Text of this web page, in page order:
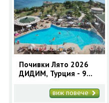
Почивки Лято 2026
ДИДИМ, Турция - 9
програмавиж повече